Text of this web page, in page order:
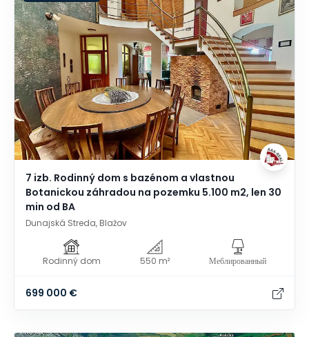
7 izb. Rodinný dom s bazénom a vlastnou
Botanickou záhradou na pozemku 5.100 m2, len 30
min od BA
Dunajská Streda, Blažov
Rodinný dom 550 m² Меблированный
699 000 €